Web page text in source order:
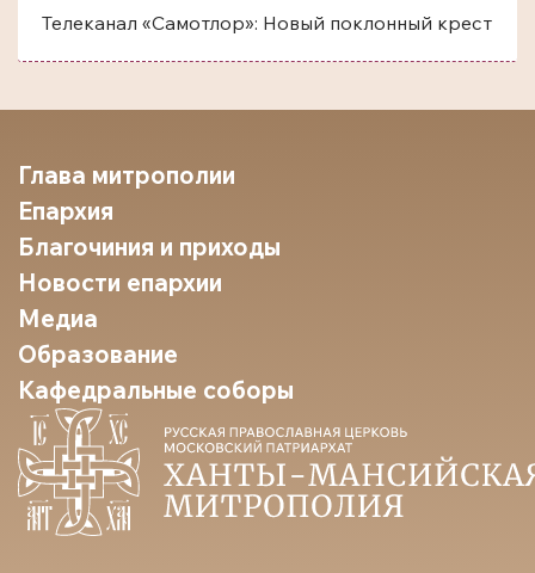
Телеканал «Самотлор»: Новый поклонный крест
Глава митрополии
Епархия
Благочиния и приходы
Новости епархии
Медиа
Образование
Кафедральные соборы